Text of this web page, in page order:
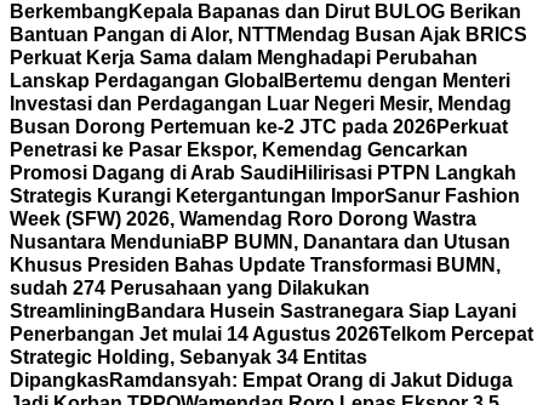
Berkembang Kepala Bapanas dan Dirut BULOG Berikan
Bantuan Pangan di Alor, NTTMendag Busan Ajak BRICS
Perkuat Kerja Sama dalam Menghadapi Perubahan
Lanskap Perdagangan Global Bertemu dengan Menteri
Investasi dan Perdagangan Luar Negeri Mesir, Mendag
Busan Dorong Pertemuan ke-2 JTC pada 2026Perkuat
Penetrasi ke Pasar Ekspor, Kemendag Gencarkan
Promosi Dagang di Arab SaudiHilirisasi PTPN Langkah
Strategis Kurangi Ketergantungan ImporSanur Fashion
Week (SFW) 2026, Wamendag Roro Dorong Wastra
Nusantara MenduniaBP BUMN, Danantara dan Utusan
Khusus Presiden Bahas Update Transformasi BUMN,
sudah 274 Perusahaan yang Dilakukan
Streamlining Bandara Husein Sastranegara Siap Layani
Penerbangan Jet mulai 14 Agustus 2026Telkom Percepat
Strategic Holding, Sebanyak 34 Entitas
DipangkasRamdansyah: Empat Orang di Jakut Diduga